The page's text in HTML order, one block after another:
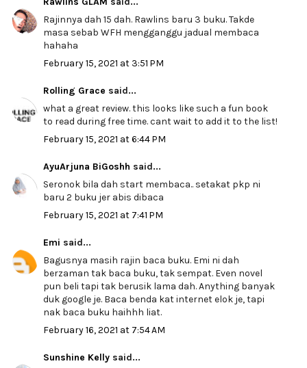
Rajinnya dah 15 dah. Rawlins baru 3 buku. Takde
masa sebab WFH mengganggu jadual membaca
hahaha
February 15, 2021 at 3:51 PM
Rolling Grace said...
what a great review. this looks like such a fun book
to read during free time. cant wait to add it to the list!
February 15, 2021 at 6:44 PM
AyuArjuna BiGoshh said...
Seronok bila dah start membaca.. setakat pkp ni
baru 2 buku jer abis dibaca
February 15, 2021 at 7:41 PM
Emi said...
Bagusnya masih rajin baca buku. Emi ni dah
berzaman tak baca buku, tak sempat. Even novel
pun beli tapi tak berusik lama dah. Anything banyak
duk google je. Baca benda kat internet elok je, tapi
nak baca buku haihhh liat.
February 16, 2021 at 7:54 AM
Sunshine Kellysaid...